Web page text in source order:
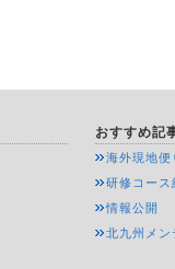
おすすめ記
海外現地便
研修コース
情報公開
北九州メン